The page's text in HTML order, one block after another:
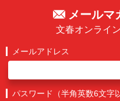
メールマ
文春オンライ
メールアドレス
パスワード（半角英数6文字